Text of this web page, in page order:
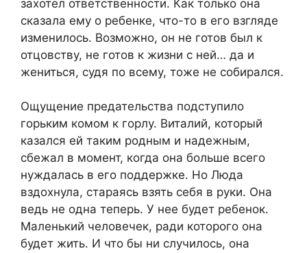
захотел ответственности. Как только она
сказала ему о ребенке, что-то в его взгляде
изменилось. Возможно, он не готов был к
отцовству, не готов к жизни с ней… да и
жениться, судя по всему, тоже не собирался.
Ощущение предательства подступило
горьким комом к горлу. Виталий, который
казался ей таким родным и надежным,
сбежал в момент, когда она больше всего
нуждалась в его поддержке. Но Люда
вздохнула, стараясь взять себя в руки. Она
ведь не одна теперь. У нее будет ребенок.
Маленький человечек, ради которого она
будет жить. И что бы ни случилось, она